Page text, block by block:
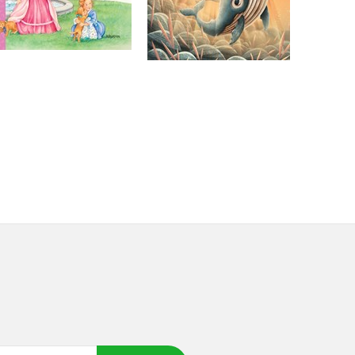
Do košíku
279 Kč
Do košíku